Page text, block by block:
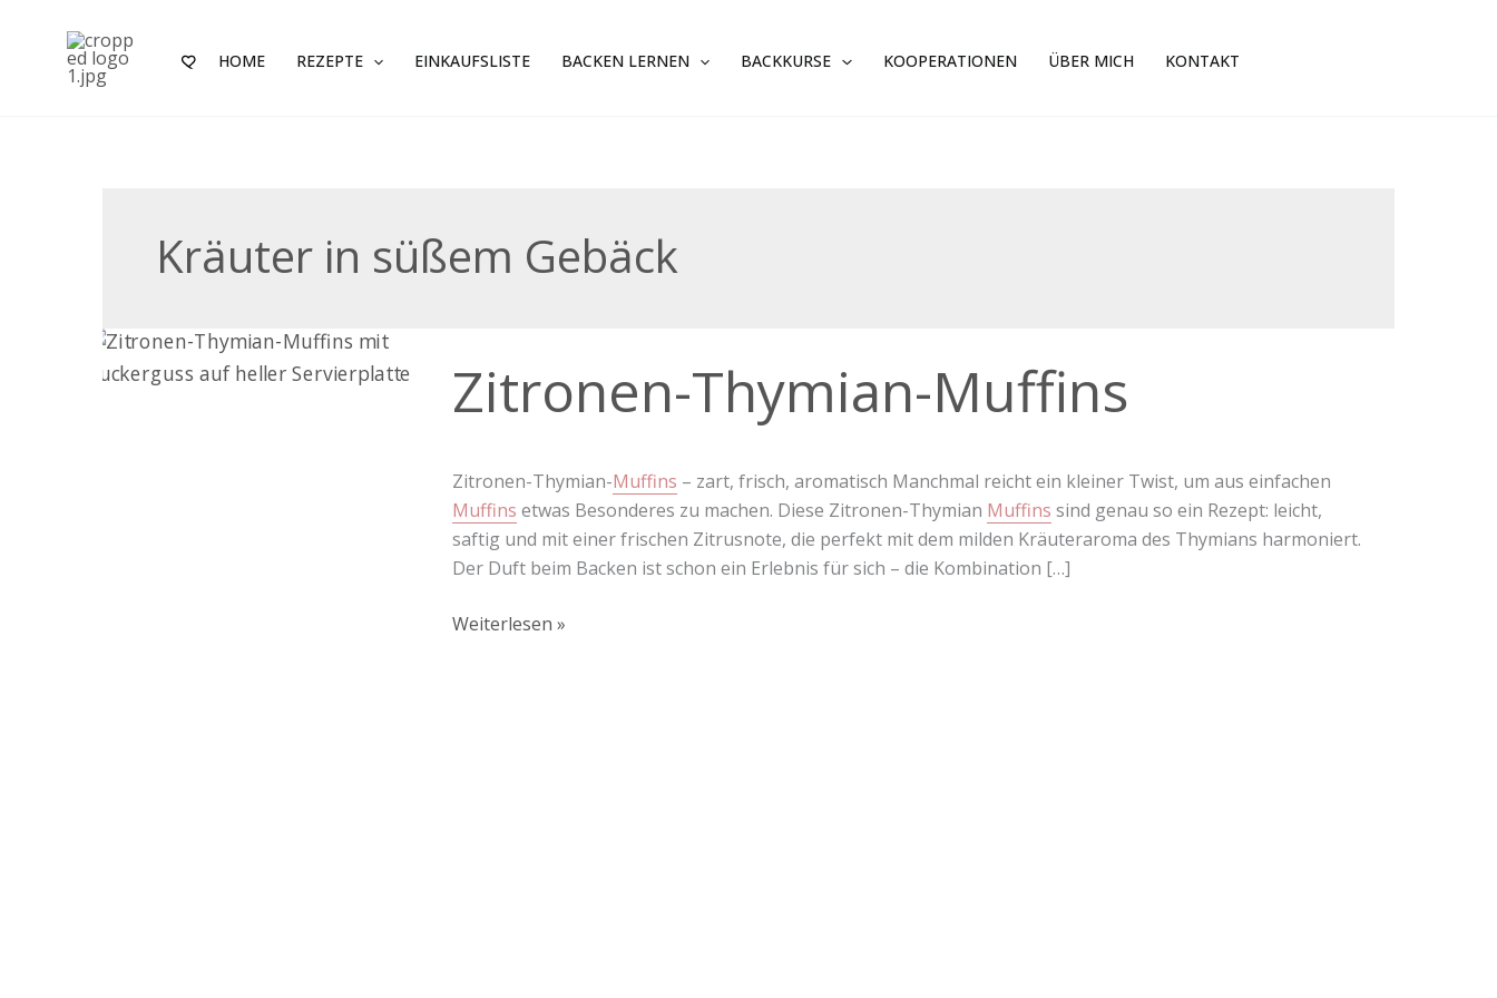
springen
HOME REZEPTE EINKAUFSLISTE BACKEN LERNEN BACKKURSE KOOPERATIONEN ÜBER MICH KONTAKT
Kräuter in süßem Gebäck
Zitronen-Thymian-Muffins
Zitronen-Thymian-Muffins – zart, frisch, aromatisch Manchmal reicht ein kleiner Twist, um aus einfachen
Muffins etwas Besonderes zu machen. Diese Zitronen-Thymian Muffins sind genau so ein Rezept: leicht,
saftig und mit einer frischen Zitrusnote, die perfekt mit dem milden Kräuteraroma des Thymians harmoniert.
Der Duft beim Backen ist schon ein Erlebnis für sich – die Kombination […]
Thymian-
Muffins
Weiterlesen »